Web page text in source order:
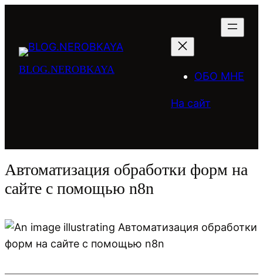
содержимому
BLOG.NEROBKAYA
ОБО МНЕ
На сайт
Автоматизация обработки форм на
сайте с помощью n8n